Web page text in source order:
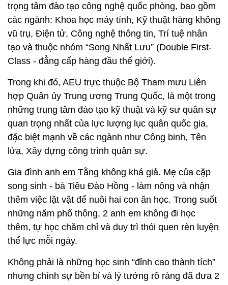
trọng tâm đào tạo công nghệ quốc phòng, bao gồm
các ngành: Khoa học máy tính, Kỹ thuật hàng không
vũ trụ, Điện tử, Công nghệ thông tin, Trí tuệ nhân
tạo và thuộc nhóm “Song Nhất Lưu” (Double First-
Class - đẳng cấp hàng đầu thế giới).
Trong khi đó, AEU trực thuộc Bộ Tham mưu Liên
hợp Quân ủy Trung ương Trung Quốc, là một trong
những trung tâm đào tạo kỹ thuật và kỹ sư quân sự
quan trọng nhất của lực lượng lục quân quốc gia,
đặc biệt mạnh về các ngành như Công binh, Tên
lửa, Xây dựng công trình quân sự.
Gia đình anh em Tằng không khá giả. Mẹ của cặp
song sinh - bà Tiêu Đào Hồng - làm nông và nhận
thêm việc lặt vặt để nuôi hai con ăn học. Trong suốt
những năm phổ thông, 2 anh em không đi học
thêm, tự học chăm chỉ và duy trì thói quen rèn luyện
thể lực mỗi ngày.
Không phải là những học sinh “đỉnh cao thành tích”
nhưng chính sự bền bỉ và lý tưởng rõ ràng đã đưa 2